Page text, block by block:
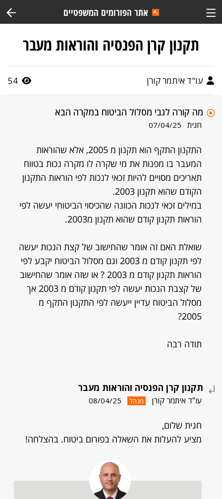
אתר הפורומים המשפטיים
תקנון קרן הפנסיה והוראות מעבר
עו"ד איתמר קורן 54
מה קורה לגבי מסלול הביטוח במקרה הבא
חגית 07/04/25
התקנון התקף הוא תקנון מ 2005, אלא שהוראות
המעבר בו מפנות את מי שקרה לו מקרה נכות בטווח
תאריכים מסויים להיות זכאי לנכות לפי הוראות התקנון
הקודם שהוא תקנון 2003.
במילים זכאי לנכות הכוונה שהכיסוי הביטוחי יעשה לפי
הוראות תקנון קודם שהוא תקנון מ2003.
שואלת האם זה אומר שהחישוב של קצת הנכות יעשה
לפי תקנון קודם מ 2003 וגם מסלול הביטוח יקבע לפי
הוראות תקנון קודם מ 2003 ? או שזה אומר שהחישוב
של קצבת הנכות יעשה לפי תקנון קודם מ 2003 אך
מסלול הביטוח עדיין ייעשה לפי התקנון התקף מ
2005?
תודה רבה
תקנון קרן הפנסיה והוראות מעבר
עו"ד איתמר קורן מנהל 08/04/25
חגית שלום,
מציע להעלות את השאלה בפורום ביטוח. בהצלחה!